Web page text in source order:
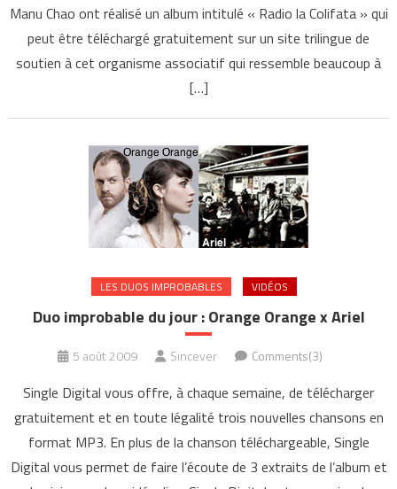
Manu Chao ont réalisé un album intitulé « Radio la Colifata » qui
peut être téléchargé gratuitement sur un site trilingue de
soutien à cet organisme associatif qui ressemble beaucoup à
[…]
LES DUOS IMPROBABLES VIDÉOS
Duo improbable du jour : Orange Orange x Ariel
5 août 2009 Sincever Comments(3)
Single Digital vous offre, à chaque semaine, de télécharger
gratuitement et en toute légalité trois nouvelles chansons en
format MP3. En plus de la chanson téléchargeable, Single
Digital vous permet de faire l’écoute de 3 extraits de l’album et